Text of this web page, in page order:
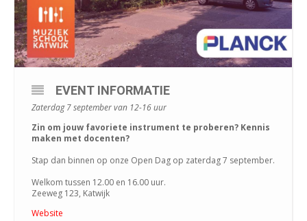
EVENT INFORMATIE
Zaterdag 7 september van 12-16 uur
Zin om jouw favoriete instrument te proberen? Kennis
maken met docenten?
Stap dan binnen op onze Open Dag op zaterdag 7 september.
Welkom tussen 12.00 en 16.00 uur.
Zeeweg 123, Katwijk
Website